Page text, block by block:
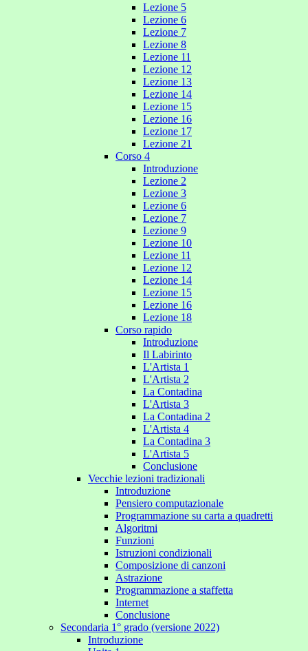
Lezione 5
Lezione 6
Lezione 7
Lezione 8
Lezione 11
Lezione 12
Lezione 13
Lezione 14
Lezione 15
Lezione 16
Lezione 17
Lezione 21
Corso 4
Introduzione
Lezione 2
Lezione 3
Lezione 6
Lezione 7
Lezione 9
Lezione 10
Lezione 11
Lezione 12
Lezione 14
Lezione 15
Lezione 16
Lezione 18
Corso rapido
Introduzione
Il Labirinto
L'Artista 1
L'Artista 2
La Contadina
L'Artista 3
La Contadina 2
L'Artista 4
La Contadina 3
L'Artista 5
Conclusione
Vecchie lezioni tradizionali
Introduzione
Pensiero computazionale
Programmazione su carta a quadretti
Algoritmi
Funzioni
Istruzioni condizionali
Composizione di canzoni
Astrazione
Programmazione a staffetta
Internet
Conclusione
Secondaria 1° grado (versione 2022)
Introduzione